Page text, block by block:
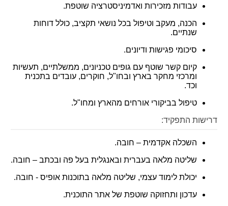
כספים וכלכלה
המחלקה המשפטית
מחלקת תפעול
לוח משרות
קולות קוראים
עבודות מזכירות ואדמיניסטרציה שוטפת.
הכנה, מעקב וטיפול בכל נושאי תקציב, כולל דוחות
שנתיים.
סיכומי פגישות ודיונים.
קיום קשר שוטף עם גופים טכניונים, ממשלתיים, תעשיות
ומרכזי מחקר בארץ ובחו"ל, חוקרים, עובדים בתכנית
וכד.
טיפול בביקורי אורחים מהארץ ומחו"ל.
דרישות התפקיד:
השכלה אקדמית – חובה.
שליטה מלאה בעברית ובאנגלית בעל פה ובכתב – חובה.
יכולת לימוד עצמי, שליטה מלאה בתוכנות אופיס - חובה.
עדכון ותחזוקה שוטפת של אתר התוכנית.